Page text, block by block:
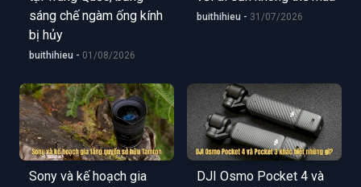
sáng chế ngàm ống kính
bị hủy
buithihieu - 01/08/2026
buithihieu - 31/07/2026
Sony và kế hoạch gia
DJI Osmo Pocket 4 và